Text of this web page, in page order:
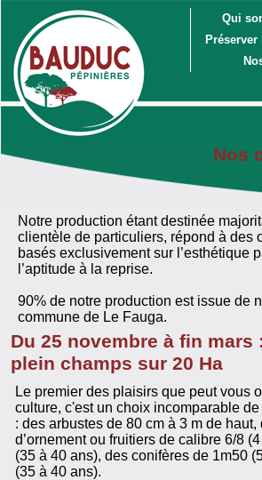
Notre production étant destinée
clientèle de particuliers, répond à des
basés exclusivement sur l’esthétique
l’aptitude à la reprise.
90% de notre production est issue de
commune de Le Fauga.
Du 25 novembre à fin mars
plein champs sur 20 Ha
Le premier des plaisirs que peut vous
culture, c'est un choix incomparable
: des arbustes de 80 cm à 3 m de haut,
d’ornement ou fruitiers de calibre 6/8
(35 à 40 ans), des conifères de 1m50
(35 à 40 ans).
Nos
Qui